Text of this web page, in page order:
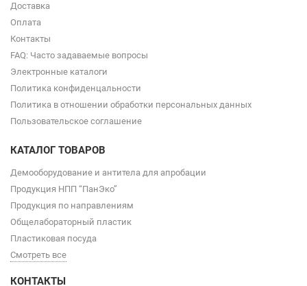
Доставка
Оплата
Контакты
FAQ: Часто задаваемые вопросы
Электронные каталоги
Политика конфиденцальности
Политика в отношении обработки персональных данных
Пользовательское соглашение
КАТАЛОГ ТОВАРОВ
Демооборудование и антитела для апробации
Продукция НПП “ПанЭко”
Продукция по направлениям
Общелабораторный пластик
Пластиковая посуда
Смотреть все
КОНТАКТЫ